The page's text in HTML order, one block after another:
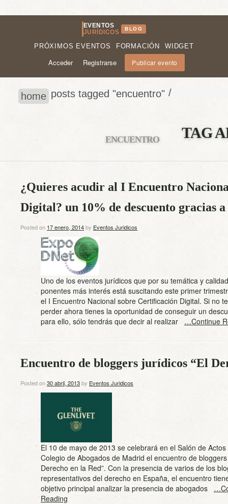
EVENTOS
JURÍDICOS
BLOG
PRÓXIMOS EVENTOS FORMACIÓN WIDGET
Acceder Registrarse Publicar evento
home /
posts tagged "encuentro"
TAG
ENCUENTRO
¿Quieres acudir al I Encuentro
Digital? un 10% de descuento gracias
Posted on 17 enero, 2014by Eventos Juridicos
Uno de los eventos jurídicos que por su temática y
ponentes más interés está suscitando este primer
el I Encuentro Nacional sobre Certificación Digital. Si no
perder ahora tienes la oportunidad de conseguir un
para ello, sólo tendrás que decir al realizar …Continue
Encuentro de bloggers jurídicos “El
Posted on30 abril, 2013by Eventos Juridicos
El 10 de mayo de 2013 se celebrará en el Salón de
Colegio de Abogados de Madrid el encuentro de
Derecho en la Red”. Con la presencia de varios de los
representativos del derecho en España, el encuentro
objetivo principal analizar la presencia de abogados
Reading